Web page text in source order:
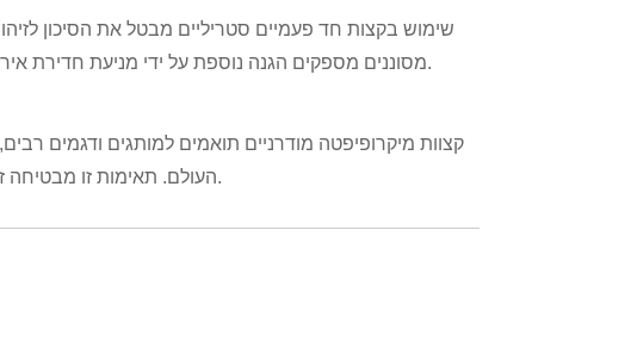
שימוש בקצות חד פעמיים סטריליים מבטל את הסיכון
מסוננים מספקים הגנה נוספת על ידי מניעת חדירת אירוסולים למיקרופיפטה, ובכך מגנים הן על הציוד והן על הדגימות.
קצוות מיקרופיפטה מודרניים תואמים למותגים ודגמים
העולם. תאימות זו מבטיחה זרימות עבודה יעילות וממזערת את הצורך בסוגי קצוות מרובים.